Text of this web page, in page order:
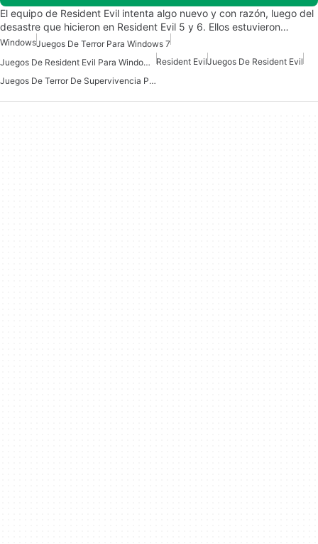
El equipo de Resident Evil intenta algo nuevo y con razón, luego del
desastre que hicieron en Resident Evil 5 y 6. Ellos estuvieron…
WindowsJuegos De Terror Para Windows 7
Juegos De Resident Evil Para Windows 7
Resident EvilJuegos De Resident Evil
Juegos De Terror De Supervivencia Para Windows 7